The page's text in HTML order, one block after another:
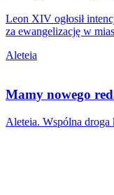
Leon XIV ogłosił
za ewangelizację w
Aleteia
Mamy nowego
Aleteia. Wspólna droga